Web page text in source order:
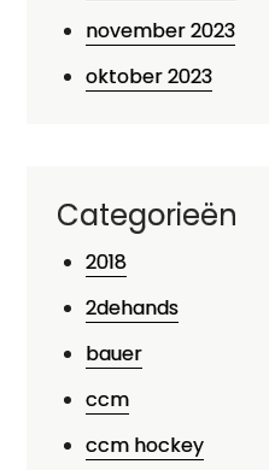
november 2023
oktober 2023
Categorieën
2018
2dehands
bauer
ccm
ccm hockey